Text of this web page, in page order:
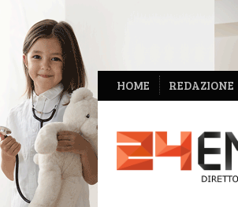
NAVIGAZIONE
SECONDARIA
HOME REDAZIONE